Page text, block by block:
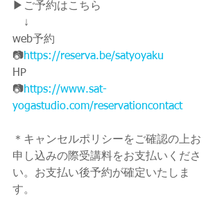
▶ご予約はこちら
↓
web予約
📷https://reserva.be/satyoyaku
HP
📷https://www.sat-
yogastudio.com/reservationcontact
＊キャンセルポリシーをご確認の上お
申し込みの際受講料をお支払いくださ
い。お支払い後予約が確定いたしま
す。